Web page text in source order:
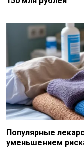
Популярные
уменьшением